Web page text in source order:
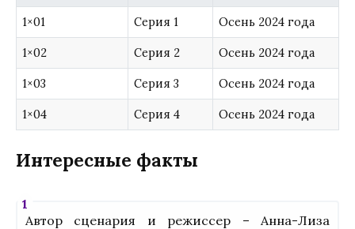
1×01 Серия 1 Осень 2024 года
1×02 Серия 2 Осень 2024 года
1×03 Серия 3 Осень 2024 года
1×04 Серия 4 Осень 2024 года
Интересные факты
Автор сценария и режиссер – Анна-Лиза